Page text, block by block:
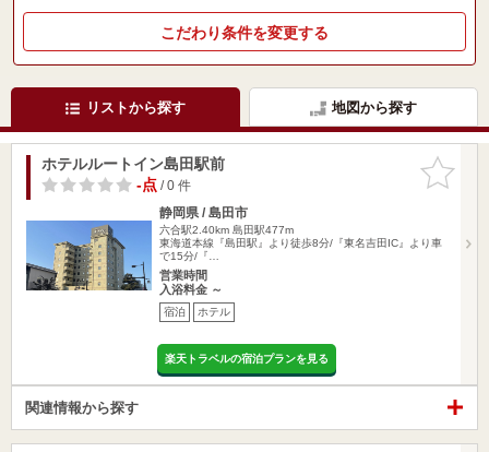
こだわり条件を変更する
リストから探す 地図から探す
お気に入
りに追加
ホテルルートイン島田駅前
-点/ 0 件
静岡県 / 島田市
六合駅2.40km 島田駅477m
東海道本線『島田駅』より徒歩8分/『東名吉田IC』より車
で15分/『…
営業時間
入浴料金 ～
宿泊 ホテル
楽天トラベルの宿泊プランを見る
関連情報から探す